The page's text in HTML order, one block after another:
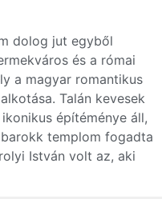
dolog jut egyből
és a római
a magyar romantikus
Talán kevesek
építéménye áll,
templom fogadta
István volt az, aki